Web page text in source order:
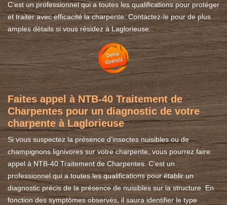
C’est un professionnel qui a toutes les qualifications pour protéger
et traiter avec efficacité la charpente. Contactez-le pour de plus
amples détails si vous résidez à Laglorieuse.
Faites appel à NTB-40 Traitement de
Charpentes pour un diagnostic de votre
charpente à Laglorieuse
Si vous suspectez la présence d’insectes nuisibles ou de
champignons lignivores sur votre charpente, vous pourrez faire
appel à NTB-40 Traitement de Charpentes. C’est un
professionnel qui a toutes les qualifications pour établir un
diagnostic précis de la présence de nuisibles sur la structure. En
fonction des symptômes observés, il saura identifier le type